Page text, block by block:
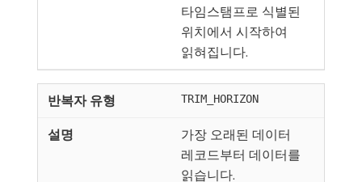
타임스탬프로 식별된
위치에서 시작하여
읽혀집니다.
TRIM_HORIZON
가장 오래된 데이터
레코드부터 데이터를
읽습니다.